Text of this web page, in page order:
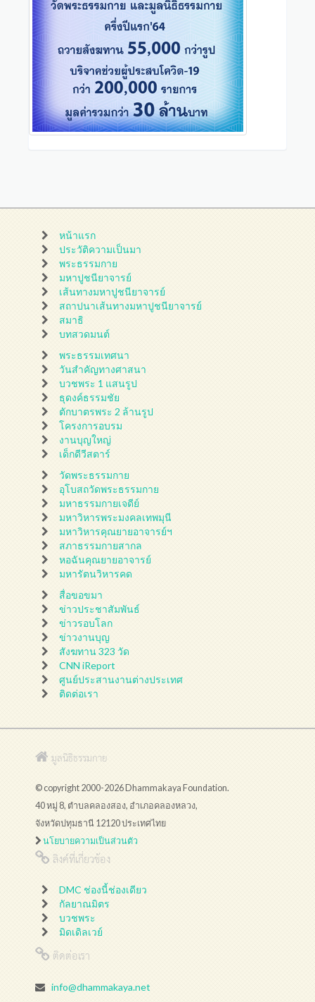
หน้าแรก
ประวัติความเป็นมา
พระธรรมกาย
มหาปูชนียาจารย์
เส้นทางมหาปูชนียาจารย์
สถาปนาเส้นทางมหาปูชนียาจารย์
สมาธิ
บทสวดมนต์
พระธรรมเทศนา
วันสำคัญทางศาสนา
บวชพระ 1 แสนรูป
ธุดงค์ธรรมชัย
ตักบาตรพระ 2 ล้านรูป
โครงการอบรม
งานบุญใหญ่
เด็กดีวีสตาร์
วัดพระธรรมกาย
อุโบสถวัดพระธรรมกาย
มหาธรรมกายเจดีย์
มหาวิหารพระมงคลเทพมุนี
มหาวิหารคุณยายอาจารย์ฯ
สภาธรรมกายสากล
หอฉันคุณยายอาจารย์
มหารัตนวิหารคด
สื่อขอขมา
ข่าวประชาสัมพันธ์
ข่าวรอบโลก
ข่าวงานบุญ
สังฆทาน 323 วัด
CNN iReport
ศูนย์ประสานงานต่างประเทศ
ติดต่อเรา
มูลนิธิธรรมกาย
© copyright 2000-2026 Dhammakaya Foundation.
40 หมู่ 8, ตำบลคลองสอง, อำเภอคลองหลวง,
จังหวัดปทุมธานี 12120 ประเทศไทย
นโยบายความเป็นส่วนตัว
ลิงค์ที่เกี่ยวข้อง
DMC ช่องนี้ช่องเดียว
กัลยาณมิตร
บวชพระ
มิดเดิลเวย์
ติดต่อเรา
info@dhammakaya.net